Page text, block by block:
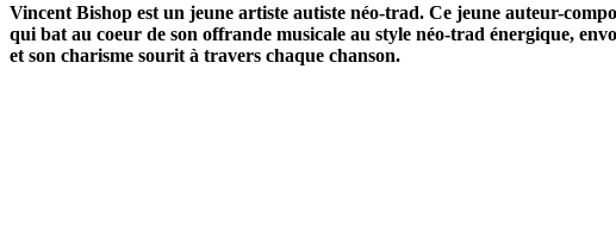
Vincent Bishop est un jeune artiste autiste néo-trad. Ce jeune auteur-
qui bat au coeur de son offrande musicale au style néo-trad énergique,
et son charisme sourit à travers chaque chanson.